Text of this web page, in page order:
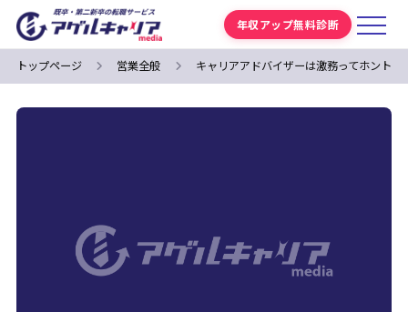
年収アップ無料診断
トップページ 営業全般 キャリアアドバイザーは激務ってホント